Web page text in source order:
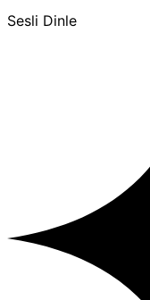
Sesli Dinle